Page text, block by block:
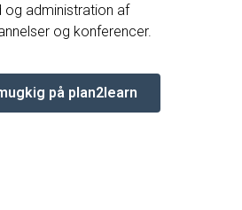
og administration af
og konferencer.
på plan2learn